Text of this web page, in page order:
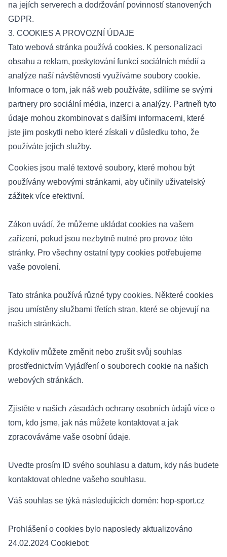
na jejích serverech a dodržování povinností stanovených
GDPR.
3. COOKIES A PROVOZNÍ ÚDAJE
Tato webová stránka používá cookies. K personalizaci
obsahu a reklam, poskytování funkcí sociálních médií a
analýze naší návštěvnosti využíváme soubory cookie.
Informace o tom, jak náš web používáte, sdílíme se svými
partnery pro sociální média, inzerci a analýzy. Partneři tyto
údaje mohou zkombinovat s dalšími informacemi, které
jste jim poskytli nebo které získali v důsledku toho, že
používáte jejich služby.
Cookies jsou malé textové soubory, které mohou být
používány webovými stránkami, aby učinily uživatelský
zážitek více efektivní.
Zákon uvádí, že můžeme ukládat cookies na vašem
zařízení, pokud jsou nezbytně nutné pro provoz této
stránky. Pro všechny ostatní typy cookies potřebujeme
vaše povolení.
Tato stránka používá různé typy cookies. Některé cookies
jsou umístěny službami třetích stran, které se objevují na
našich stránkách.
Kdykoliv můžete změnit nebo zrušit svůj souhlas
prostřednictvím Vyjádření o souborech cookie na našich
webových stránkách.
Zjistěte v našich zásadách ochrany osobních údajů více o
tom, kdo jsme, jak nás můžete kontaktovat a jak
zpracováváme vaše osobní údaje.
Uvedte prosím ID svého souhlasu a datum, kdy nás budete
kontaktovat ohledne vašeho souhlasu.
Váš souhlas se týká následujících domén: hop-sport.cz
Prohlášení o cookies bylo naposledy aktualizováno
24.02.2024 Cookiebot: